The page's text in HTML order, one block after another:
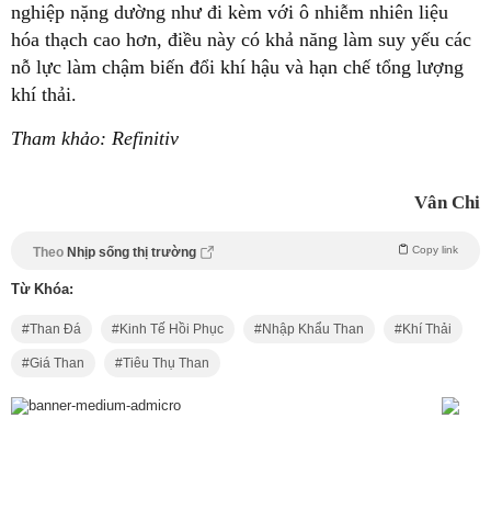
nghiệp nặng dường như đi kèm với ô nhiễm nhiên liệu
hóa thạch cao hơn, điều này có khả năng làm suy yếu các
nỗ lực làm chậm biến đổi khí hậu và hạn chế tổng lượng
khí thải.
Tham khảo: Refinitiv
Vân Chi
Theo Nhịp sống thị trường Copy link
Từ Khóa:
Than Đá Kinh Tế Hồi Phục Nhập Khẩu Than Khí Thải
Giá Than Tiêu Thụ Than